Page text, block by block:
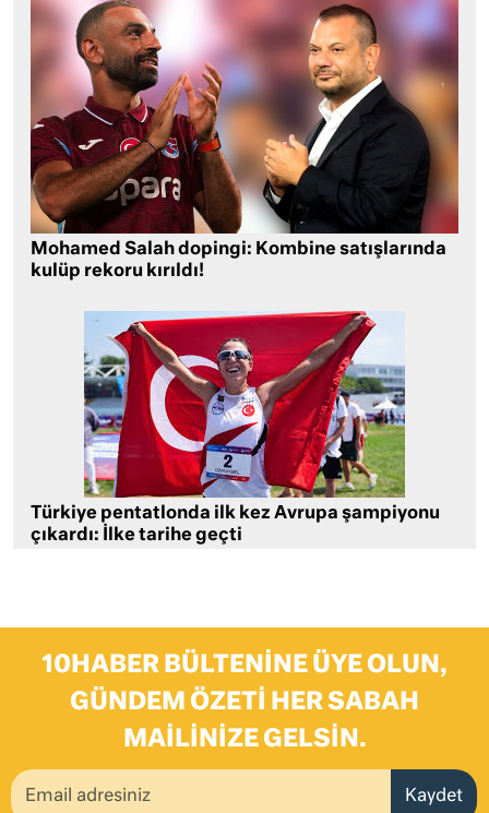
Mohamed Salah dopingi: Kombine satışlarında
kulüp rekoru kırıldı!
Türkiye pentatlonda ilk kez Avrupa şampiyonu
çıkardı: İlke tarihe geçti
10HABER BÜLTENINE ÜYE OLUN,
GÜNDEM ÖZETI HER SABAH
MAILINIZE GELSIN.
Kaydet